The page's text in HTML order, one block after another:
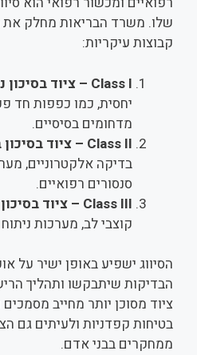
שלו. משרד הבריאות מחלק
קבוצות עיקריות:
Class I – ציוד בסיכון נמוך
יחסית, כמו כפפות חד
מדחומים בסיסיים.
Class II – ציוד בסיכון בינוני
בדיקה אלקטרוניים,
סנסורים רפואיים.
Class III – ציוד בסיכון גבוה
קוצבי לב, מערכות ניתוח
הסיווג ישפיע באופן ישיר על
הבדיקות שיתבקשו ותהליך
ציוד מסוכן יותר מחייב
בטיחות קפדניות ולעיתים גם
ממחקרים בבני אדם.